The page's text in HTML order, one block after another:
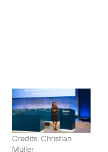
Credits: Christian
Müller